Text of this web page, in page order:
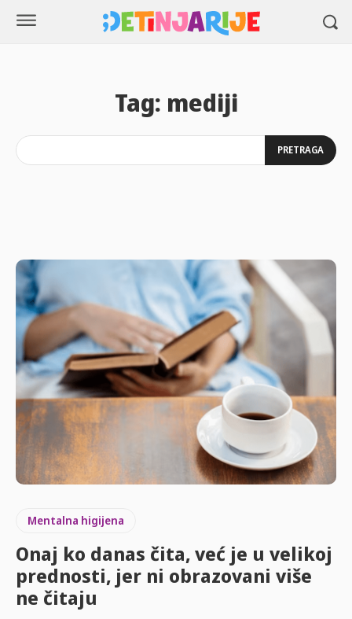
Tag: mediji
PRETRAGA
Mentalna higijena
Onaj ko danas čita, već je u velikoj
prednosti, jer ni obrazovani više
ne čitaju